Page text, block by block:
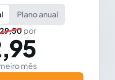
Plano anual
29,50por
mês